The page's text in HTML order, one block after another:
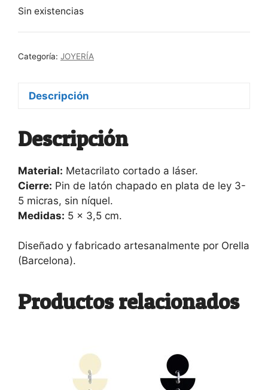
Sin existencias
Categoría: JOYERÍA
Descripción
Descripción
Material: Metacrilato cortado a láser.
Cierre: Pin de latón chapado en plata de ley 3-
5 micras, sin níquel.
Medidas: 5 x 3,5 cm.
Diseñado y fabricado artesanalmente por Orella
(Barcelona).
Productos relacionados